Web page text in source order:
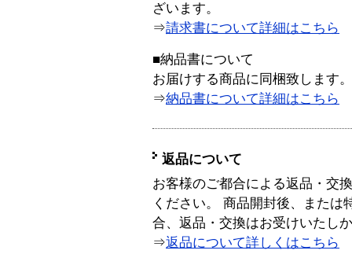
ざいます。
⇒請求書について詳細はこちら
■納品書について
お届けする商品に同梱致します。
⇒納品書について詳細はこちら
返品について
お客様のご都合による返品・交
ください。 商品開封後、または
合、返品・交換はお受けいたし
⇒返品について詳しくはこちら